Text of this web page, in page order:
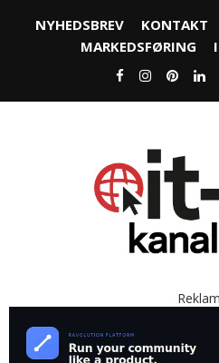
NYHEDSBREV KONTAKT
MARKEDSFØRING